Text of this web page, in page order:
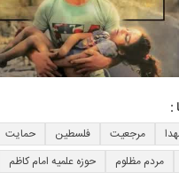
:
مرجعیت فلسطین حمایت
مردم مظلوم حوزه علمیه امام کاظم